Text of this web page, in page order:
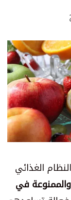
الغذائي
في